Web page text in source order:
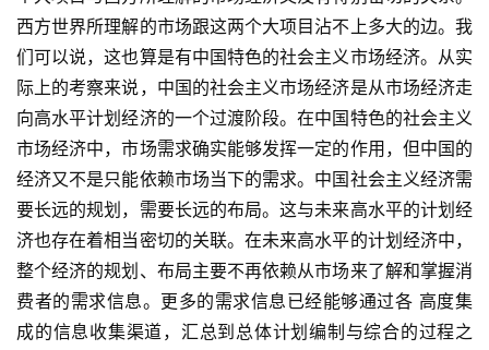
西方世界所理解的市场跟这两个大项目沾不上多大的边。我
们可以说，这也算是有中国特色的社会主义市场经济。从实
际上的考察来说，中国的社会主义市场经济是从市场经济走
向高水平计划经济的一个过渡阶段。在中国特色的社会主义
市场经济中，市场需求确实能够发挥一定的作用，但中国的
经济又不是只能依赖市场当下的需求。中国社会主义经济需
要长远的规划，需要长远的布局。这与未来高水平的计划经
济也存在着相当密切的关联。在未来高水平的计划经济中，
整个经济的规划、布局主要不再依赖从市场来了解和掌握消
费者的需求信息。更多的需求信息已经能够通过各 高度集
成的信息收集渠道，汇总到总体计划编制与综合的过程之